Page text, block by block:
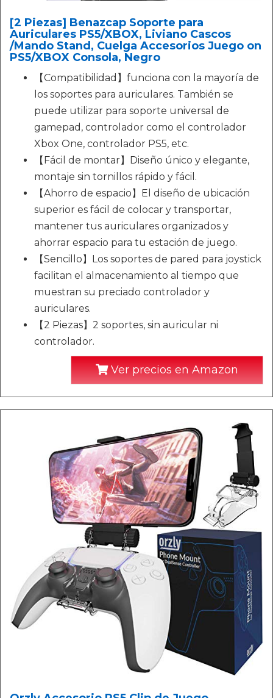
[2 Piezas] Benazcap Soporte para
Auriculares PS5/XBOX, Liviano Cascos
/Mando Stand, Cuelga Accesorios Juego on
PS5/XBOX Consola, Negro
【Compatibilidad】funciona con la mayoría de
los soportes para auriculares. También se
puede utilizar para soporte universal de
gamepad, controlador como el controlador
Xbox One, controlador PS5, etc.
【Fácil de montar】Diseño único y elegante,
montaje sin tornillos rápido y fácil.
【Ahorro de espacio】El diseño de ubicación
superior es fácil de colocar y transportar,
mantener tus auriculares organizados y
ahorrar espacio para tu estación de juego.
【Sencillo】Los soportes de pared para joystick
facilitan el almacenamiento al tiempo que
muestran su preciado controlador y
auriculares.
【2 Piezas】2 soportes, sin auricular ni
controlador.
Ver precios en Amazon